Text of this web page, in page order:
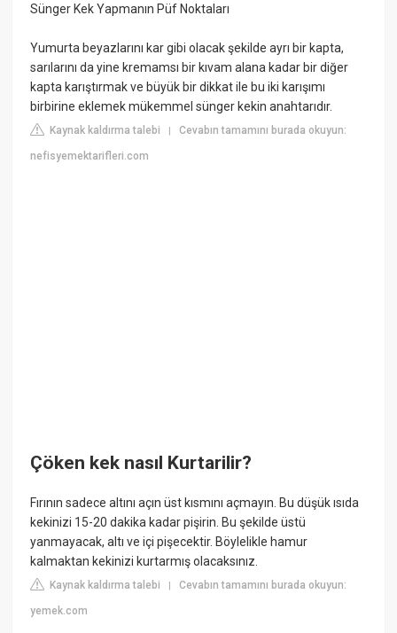
Sünger Kek Yapmanın Püf Noktaları
Yumurta beyazlarını kar gibi olacak şekilde ayrı bir kapta,
sarılarını da yine kremamsı bir kıvam alana kadar bir diğer
kapta karıştırmak ve büyük bir dikkat ile bu iki karışımı
birbirine eklemek mükemmel sünger kekin anahtarıdır.
Kaynak kaldırma talebi |Cevabın tamamını burada okuyun:
nefisyemektarifleri.com
Çöken kek nasıl Kurtarilir?
Fırının sadece altını açın üst kısmını açmayın. Bu düşük ısıda
kekinizi 15-20 dakika kadar pişirin. Bu şekilde üstü
yanmayacak, altı ve içi pişecektir. Böylelikle hamur
kalmaktan kekinizi kurtarmış olacaksınız.
Kaynak kaldırma talebi |Cevabın tamamını burada okuyun:
yemek.com